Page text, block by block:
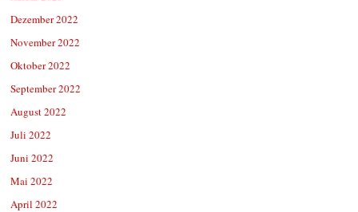
Dezember 2022
November 2022
Oktober 2022
September 2022
August 2022
Juli 2022
Juni 2022
Mai 2022
April 2022